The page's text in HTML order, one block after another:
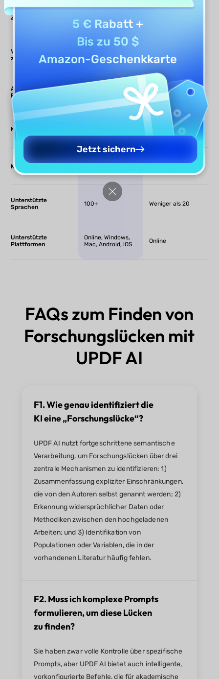
Zitationsunterstützung
Verknüpfungen
zwischen Papers
Arbeiten direkt in
PDFs
Massen-Upload
KI-Modell-Optionen
ChatGPT-5 &
Beschränkt auf ein
Unterstützte
Sprachen
100+ Weniger als 20
Unterstützte
Plattformen
Online, Windows,
Mac, Android, iOS
Online
FAQs zum Finden von
Forschungslücken mit
UPDF AI
F1. Wie genau identifiziert die
KI eine „Forschungslücke“?
UPDF AI nutzt fortgeschrittene semantische
Verarbeitung, um Forschungslücken über drei
zentrale Mechanismen zu identifizieren: 1)
Zusammenfassung expliziter Einschränkungen,
die von den Autoren selbst genannt werden; 2)
Erkennung widersprüchlicher Daten oder
Methodiken zwischen den hochgeladenen
Arbeiten; und 3) Identifikation von
Populationen oder Variablen, die in der
vorhandenen Literatur häufig fehlen.
F2. Muss ich komplexe Prompts
formulieren, um diese Lücken
zu finden?
Sie haben zwar volle Kontrolle über spezifische
Prompts, aber UPDF AI bietet auch intelligente,
vorkonfigurierte Befehle, die für akademische
5 € Rabatt+
Bis zu 50 $
Amazon-Geschenkkarte
Jetzt sichern